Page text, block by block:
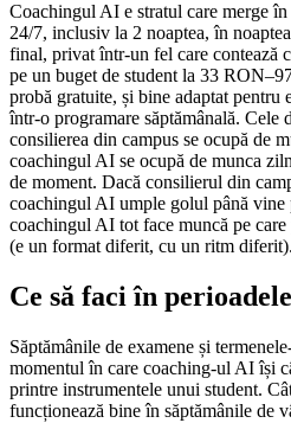
Coachingul AI e stratul care merge
24/7, inclusiv la 2 noaptea, în
final, privat într-un fel care contează
pe un buget de student la 33
probă gratuite, și bine adaptat
într-o programare săptămânală. Cele
consilierea din campus se ocupă de
coachingul AI se ocupă de munca
de moment. Dacă consilierul din
coachingul AI umple golul până vine
coachingul AI tot face muncă pe
(e un format diferit, cu un ritm diferit).
Ce să faci în
Săptămânile de examene și
momentul în care coaching-ul AI își
printre instrumentele unui student.
funcționează bine în săptămânile de